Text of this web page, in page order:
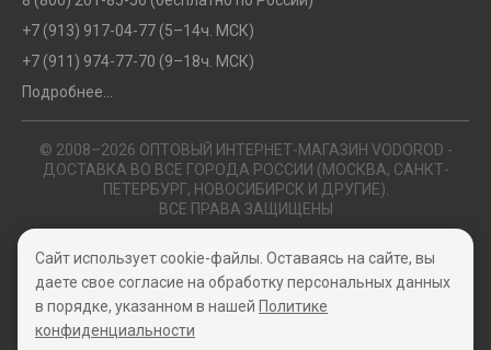
+7 (913) 917-04-77 (5–14ч. МСК)
+7 (911) 974-77-70 (9–18ч. МСК)
Подробнее...
© 2008–2026 ОПТОВЫЙ ИНТЕРНЕТ-МАГАЗИН VODOROD -
ДОСТАВКА ВО ВСЕ ГОРОДА РОССИИ (МОСКВА, САНКТ-
ПЕТЕРБУРГ, НОВОСИБИРСК И ДРУГИЕ).
ВСЕ ПРАВА ЗАЩИЩЕНЫ
Политика конфиденциальности
Пользовательское соглашение
Сайт использует cookie-файлы. Оставаясь на сайте, вы
даете свое согласие на обработку персональных данных
в порядке, указанном в нашей Политике
конфиденциальности